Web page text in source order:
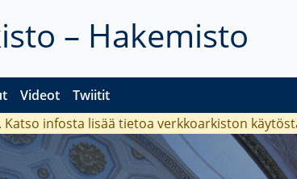
– Hakemisto
Videot Twiitit
Katso infosta lisää tietoa verkkoarkiston